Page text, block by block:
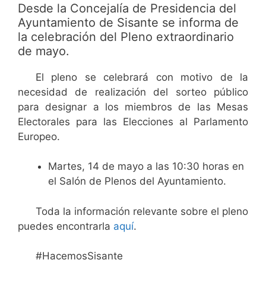
Desde la Concejalía de Presidencia del
Ayuntamiento de Sisante se informa de
la celebración del Pleno extraordinario
de mayo.
El pleno se celebrará con motivo de la
necesidad de realización del sorteo público
para designar a los miembros de las Mesas
Electorales para las Elecciones al Parlamento
Europeo.
Martes, 14 de mayo a las 10:30 horas en
el Salón de Plenos del Ayuntamiento.
Toda la información relevante sobre el pleno
puedes encontrarla aquí.
#HacemosSisante